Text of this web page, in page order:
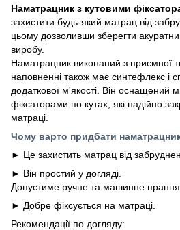
Наматрацник з кутовими
захистити будь-який матрац від
цьому дозволивши зберегти
виробу.
Наматрацник виконаний з приємної
наповненні також має синтефлекс і
додаткової м'якості. Він оснащений
фіксаторами по кутах, які надійно
матраці.
Чому варто придбати
► Це захистить матрац від
► Він простий у догляді.
Допустиме ручне та машинне прання.
► Добре фіксується на матраці.
Рекомендації по догляду: